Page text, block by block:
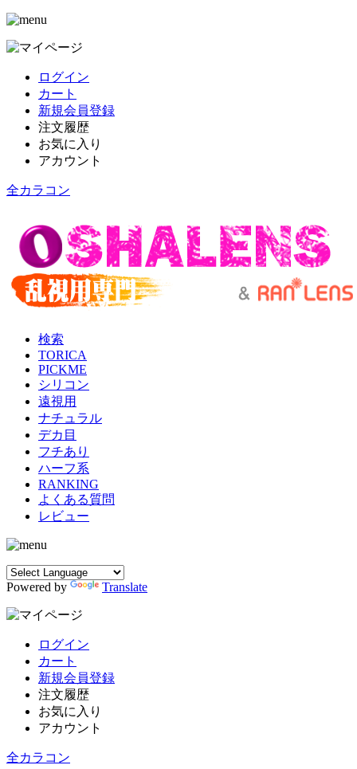
ログイン
カート
新規会員登録
注文履歴
お気に入り
アカウント
全カラコン
検索
TORICA
PICKME
シリコン
遠視用
ナチュラル
デカ目
フチあり
ハーフ系
RANKING
よくある質問
レビュー
Powered by Translate
ログイン
カート
新規会員登録
注文履歴
お気に入り
アカウント
全カラコン